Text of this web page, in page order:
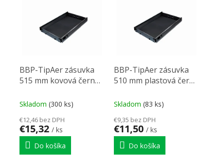
BBP-TipAer zásuvka
515 mm kovová černá
Skladom (300 ks)
€12,46 bez DPH
€15,32 / ks
Do košíka
BBP-TipAer zásuvka
510 mm plastová černá
Skladom (83 ks)
€9,35 bez DPH
€11,50 / ks
Do košíka